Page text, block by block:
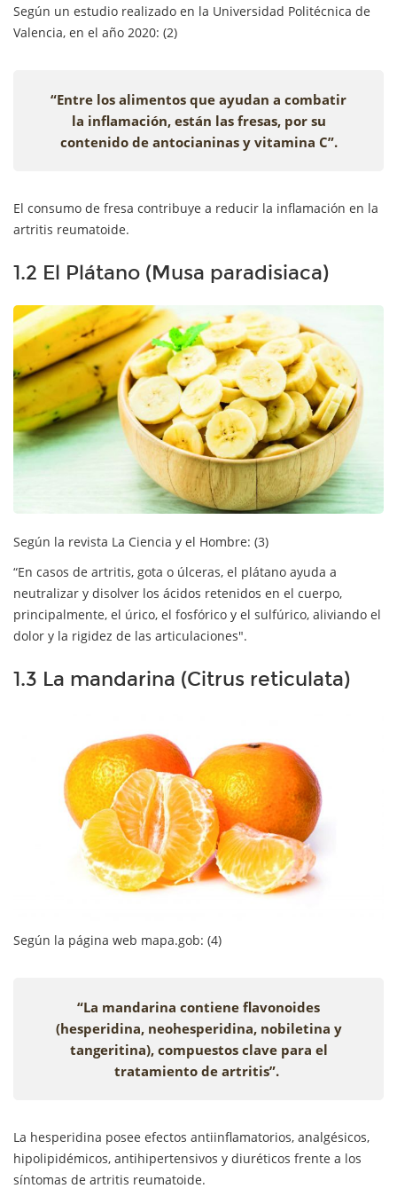
Según un estudio realizado en la Universidad Politécnica de
Valencia, en el año 2020: (2)
“Entre los alimentos que ayudan a combatir
la inflamación, están las fresas, por su
contenido de antocianinas y vitamina C”.
El consumo de fresa contribuye a reducir la inflamación en la
artritis reumatoide.
1.2 El Plátano (Musa paradisiaca)
Según la revista La Ciencia y el Hombre: (3)
“En casos de artritis, gota o úlceras, el plátano ayuda a
neutralizar y disolver los ácidos retenidos en el cuerpo,
principalmente, el úrico, el fosfórico y el sulfúrico, aliviando el
dolor y la rigidez de las articulaciones".
1.3 La mandarina (Citrus reticulata)
Según la página web mapa.gob: (4)
“La mandarina contiene flavonoides
(hesperidina, neohesperidina, nobiletina y
tangeritina), compuestos clave para el
tratamiento de artritis”.
La hesperidina posee efectos antiinflamatorios, analgésicos,
hipolipidémicos, antihipertensivos y diuréticos frente a los
síntomas de artritis reumatoide.